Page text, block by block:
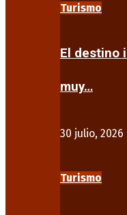
Turismo
El destino
muy…
30 julio, 2026
Turismo